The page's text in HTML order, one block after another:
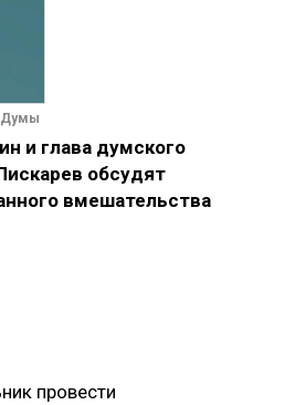
Думы
и глава думского
обсудят
вмешательства
провести